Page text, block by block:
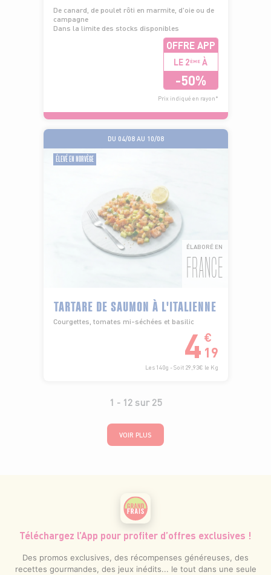
De canard, de poulet rôti en marmite, d'oie ou de
campagne
Dans la limite des stocks disponibles
OFFRE APP
LE 2 ÈME À
-50%
Prix indiqué en rayon*
DU 04/08 AU 10/08
ÉLEVÉ EN NORVÈGE
ÉLABORÉ EN
FRANCE
TARTARE DE SAUMON À L'ITALIENNE
Courgettes, tomates mi-séchées et basilic
4 €
19
Les 140g - Soit 29,93€ le Kg
1 - 12sur25
VOIR PLUS
Téléchargez l’App pour profiter d’offres exclusives !
Des promos exclusives, des récompenses généreuses, des
recettes gourmandes, des jeux inédits... le tout dans une seule